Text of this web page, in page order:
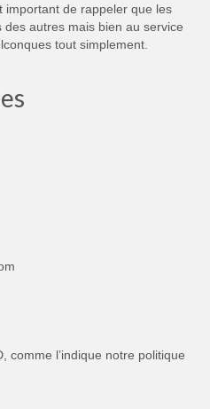
important de rappeler que les
autres mais bien au service
tout simplement.
comme l’indique notre politique